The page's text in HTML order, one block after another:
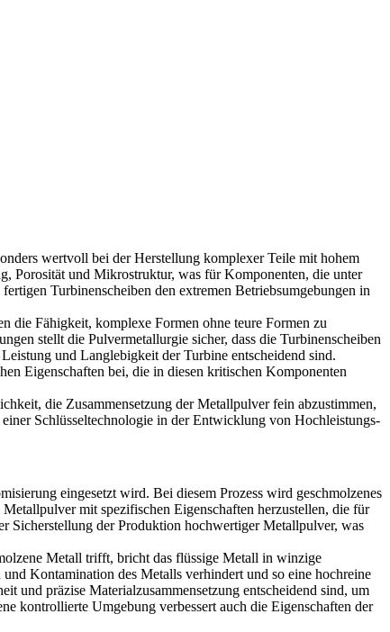
wertvoll bei der Herstellung komplexer Teile mit hohem
Porosität und Mikrostruktur, was für Komponenten, die unter
Turbinenscheiben den extremen Betriebsumgebungen in
die Fähigkeit, komplexe Formen ohne teure Formen zu
stellt die Pulvermetallurgie sicher, dass die Turbinenscheiben
und Langlebigkeit der Turbine entscheidend sind.
Eigenschaften bei, die in diesen kritischen Komponenten
die Zusammensetzung der Metallpulver fein abzustimmen,
Schlüsseltechnologie in der Entwicklung von Hochleistungs-
eingesetzt wird. Bei diesem Prozess wird geschmolzenes
mit spezifischen Eigenschaften herzustellen, die für
Sicherstellung der Produktion hochwertiger Metallpulver, was
Metall trifft, bricht das flüssige Metall in winzige
Kontamination des Metalls verhindert und so eine hochreine
und präzise Materialzusammensetzung entscheidend sind, um
kontrollierte Umgebung verbessert auch die Eigenschaften der